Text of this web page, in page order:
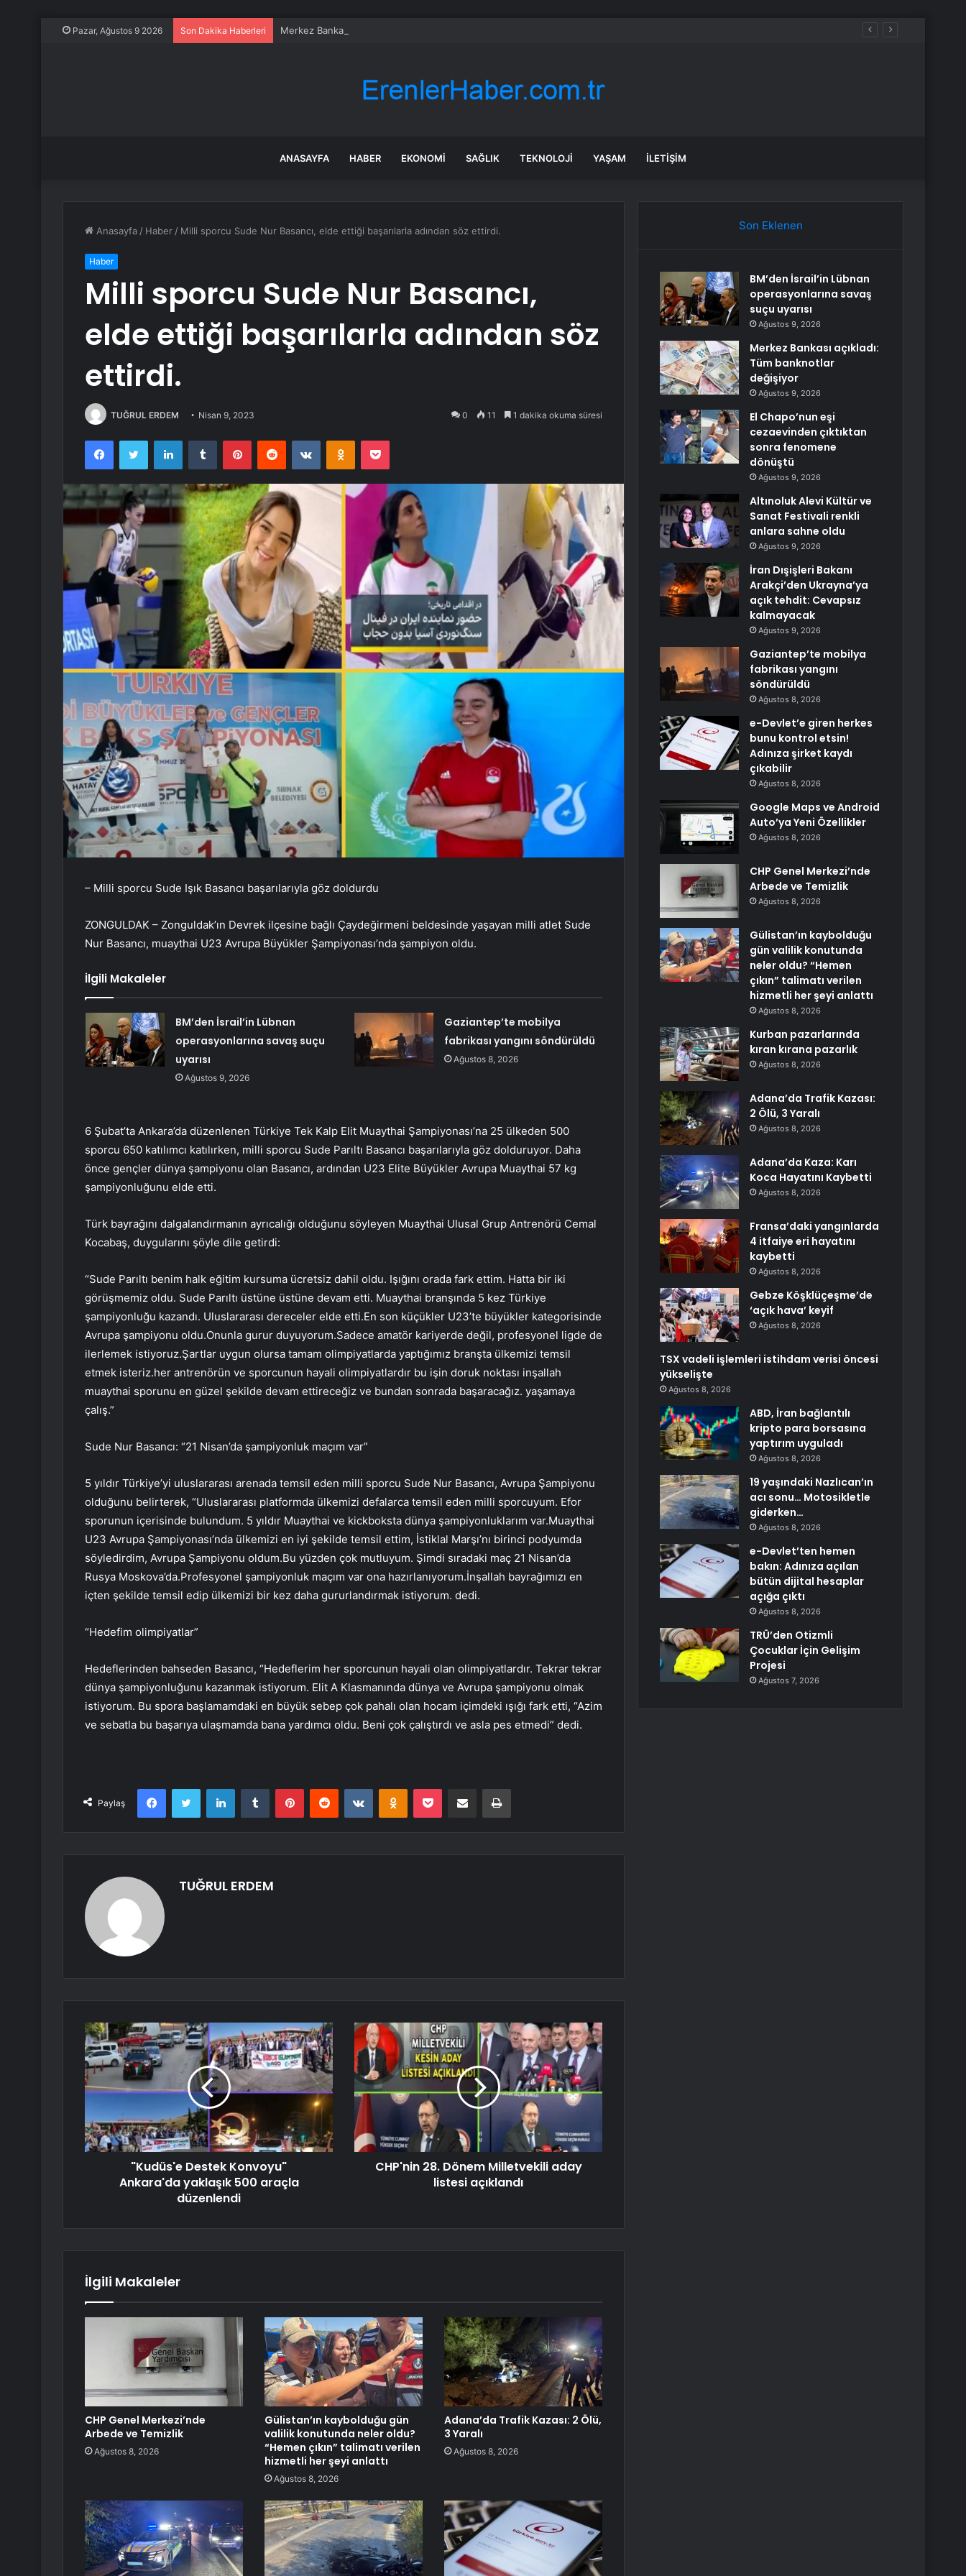
Pazar, Ağustos 9 2026 Son Dakika Haberleri Merkez Bankası açıkladı: Tüm banknotlar değişiyor
ANASAYFA HABER EKONOMI SAĞLIK TEKNOLOJI YAŞAM İLETIŞIM
Anasayfa / Haber / Milli sporcu Sude Nur Basancı, elde ettiği başarılarla adından söz ettirdi.
Haber
Milli sporcu Sude Nur Basancı,
elde ettiği başarılarla adından söz
ettirdi.
TUĞRUL ERDEM Nisan 9, 2023 0 11 1 dakika okuma süresi
FacebookTwitter LinkedInTumblr PinterestReddit VKontakteOdnoklassniki
Pocket
– Milli sporcu Sude Işık Basancı başarılarıyla göz doldurdu
ZONGULDAK – Zonguldak’ın Devrek ilçesine bağlı Çaydeğirmeni beldesinde yaşayan milli atlet Sude
Nur Basancı, muaythai U23 Avrupa Büyükler Şampiyonası’nda şampiyon oldu.
İlgili Makaleler
BM’den İsrail’in Lübnan
operasyonlarına savaş suçu
uyarısı
Ağustos 9, 2026
Gaziantep’te mobilya
fabrikası yangını söndürüldü
Ağustos 8, 2026
6 Şubat’ta Ankara’da düzenlenen Türkiye Tek Kalp Elit Muaythai Şampiyonası’na 25 ülkeden 500
sporcu 650 katılımcı katılırken, milli sporcu Sude Parıltı Basancı başarılarıyla göz dolduruyor. Daha
önce gençler dünya şampiyonu olan Basancı, ardından U23 Elite Büyükler Avrupa Muaythai 57 kg
şampiyonluğunu elde etti.
Türk bayrağını dalgalandırmanın ayrıcalığı olduğunu söyleyen Muaythai Ulusal Grup Antrenörü Cemal
Kocabaş, duygularını şöyle dile getirdi:
“Sude Parıltı benim halk eğitim kursuma ücretsiz dahil oldu. Işığını orada fark ettim. Hatta bir iki
görüşmemiz oldu. Sude Parıltı üstüne üstüne devam etti. Muaythai branşında 5 kez Türkiye
şampiyonluğu kazandı. Uluslararası dereceler elde etti.En son küçükler U23’te büyükler kategorisinde
Avrupa şampiyonu oldu.Onunla gurur duyuyorum.Sadece amatör kariyerde değil, profesyonel ligde de
ilerlemek istiyoruz.Şartlar uygun olursa tamam olimpiyatlarda yaptığımız branşta ülkemizi temsil
etmek isteriz.her antrenörün ve sporcunun hayali olimpiyatlardır bu işin doruk noktası inşallah
muaythai sporunu en güzel şekilde devam ettireceğiz ve bundan sonrada başaracağız. yaşamaya
çalış.”
Sude Nur Basancı: “21 Nisan’da şampiyonluk maçım var”
5 yıldır Türkiye’yi uluslararası arenada temsil eden milli sporcu Sude Nur Basancı, Avrupa Şampiyonu
olduğunu belirterek, “Uluslararası platformda ülkemizi defalarca temsil eden milli sporcuyum. Efor
sporunun içerisinde bulundum. 5 yıldır Muaythai ve kickboksta dünya şampiyonluklarım var.Muaythai
U23 Avrupa Şampiyonası’nda ülkemizi en iyi şekilde temsil ettim, İstiklal Marşı’nı birinci podyumda
söyledirdim, Avrupa Şampiyonu oldum.Bu yüzden çok mutluyum. Şimdi sıradaki maç 21 Nisan’da
Rusya Moskova’da.Profesyonel şampiyonluk maçım var ona hazırlanıyorum.İnşallah bayrağımızı en
içten şekilde temsil edip ülkemizi bir kez daha gururlandırmak istiyorum. dedi.
“Hedefim olimpiyatlar”
Hedeflerinden bahseden Basancı, “Hedeflerim her sporcunun hayali olan olimpiyatlardır. Tekrar tekrar
dünya şampiyonluğunu kazanmak istiyorum. Elit A Klasmanında dünya ve Avrupa şampiyonu olmak
istiyorum. Bu spora başlamamdaki en büyük sebep çok pahalı olan hocam içimdeki ışığı fark etti, “Azim
ve sebatla bu başarıya ulaşmamda bana yardımcı oldu. Beni çok çalıştırdı ve asla pes etmedi” dedi.
Paylaş
FacebookTwitter LinkedInTumblr PinterestReddit VKontakteOdnoklassniki
Pocket E-Posta ile paylaş Yazdır
TUĞRUL ERDEM
"Kudüs'e Destek Konvoyu"
Ankara'da yaklaşık 500 araçla
düzenlendi
CHP'nin 28. Dönem Milletvekili aday
listesi açıklandı
İlgili Makaleler
CHP Genel Merkezi’nde
Arbede ve Temizlik
Ağustos 8, 2026
Gülistan’ın kaybolduğu gün
valilik konutunda neler oldu?
“Hemen çıkın” talimatı verilen
hizmetli her şeyi anlattı
Ağustos 8, 2026
Adana’da Trafik Kazası: 2 Ölü,
3 Yaralı
Ağustos 8, 2026
Son Eklenen
BM’den İsrail’in Lübnan
operasyonlarına savaş
suçu uyarısı
Ağustos 9, 2026
Merkez Bankası açıkladı:
Tüm banknotlar
değişiyor
Ağustos 9, 2026
El Chapo’nun eşi
cezaevinden çıktıktan
sonra fenomene
dönüştü
Ağustos 9, 2026
Altınoluk Alevi Kültür ve
Sanat Festivali renkli
anlara sahne oldu
Ağustos 9, 2026
İran Dışişleri Bakanı
Arakçi’den Ukrayna’ya
açık tehdit: Cevapsız
kalmayacak
Ağustos 9, 2026
Gaziantep’te mobilya
fabrikası yangını
söndürüldü
Ağustos 8, 2026
e-Devlet’e giren herkes
bunu kontrol etsin!
Adınıza şirket kaydı
çıkabilir
Ağustos 8, 2026
Google Maps ve Android
Auto’ya Yeni Özellikler
Ağustos 8, 2026
CHP Genel Merkezi’nde
Arbede ve Temizlik
Ağustos 8, 2026
Gülistan’ın kaybolduğu
gün valilik konutunda
neler oldu? “Hemen
çıkın” talimatı verilen
hizmetli her şeyi anlattı
Ağustos 8, 2026
Kurban pazarlarında
kıran kırana pazarlık
Ağustos 8, 2026
Adana’da Trafik Kazası:
2 Ölü, 3 Yaralı
Ağustos 8, 2026
Adana’da Kaza: Karı
Koca Hayatını Kaybetti
Ağustos 8, 2026
Fransa’daki yangınlarda
4 itfaiye eri hayatını
kaybetti
Ağustos 8, 2026
Gebze Köşklüçeşme’de
‘açık hava’ keyif
Ağustos 8, 2026
TSX vadeli işlemleri istihdam verisi öncesi
yükselişte
Ağustos 8, 2026
ABD, İran bağlantılı
kripto para borsasına
yaptırım uyguladı
Ağustos 8, 2026
19 yaşındaki Nazlıcan’ın
acı sonu… Motosikletle
giderken…
Ağustos 8, 2026
e-Devlet’ten hemen
bakın: Adınıza açılan
bütün dijital hesaplar
açığa çıktı
Ağustos 8, 2026
TRÜ’den Otizmli
Çocuklar İçin Gelişim
Projesi
Ağustos 7, 2026